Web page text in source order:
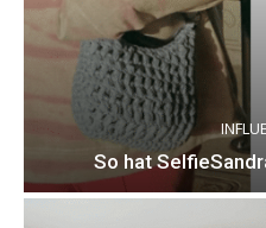
So hat